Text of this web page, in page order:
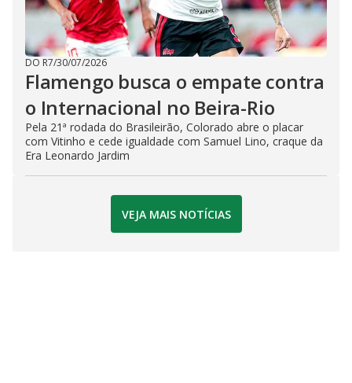
DO R7/30/07/2026
Flamengo busca o empate contra
o Internacional no Beira-Rio
Pela 21ª rodada do Brasileirão, Colorado abre o placar
com Vitinho e cede igualdade com Samuel Lino, craque da
Era Leonardo Jardim
VEJA MAIS NOTÍCIAS